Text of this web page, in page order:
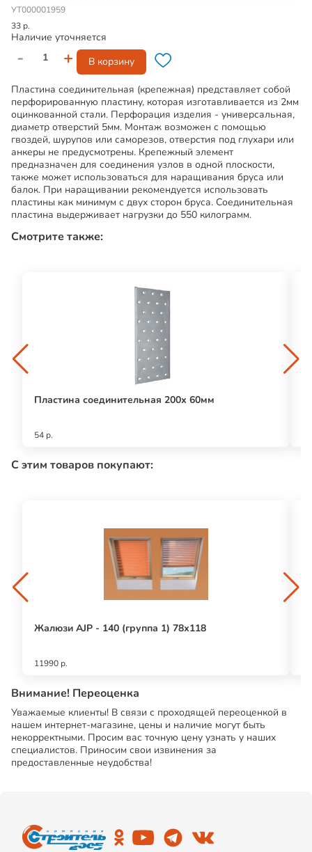
УТ000001959
33 р.
Наличие уточняется
- + В корзину
Пластина соединительная (крепежная) представляет собой
перфорированную пластину, которая изготавливается из 2мм
оцинкованной стали. Перфорация изделия - универсальная,
диаметр отверстий 5мм. Монтаж возможен с помощью
гвоздей, шурупов или саморезов, отверстия под глухари или
анкеры не предусмотрены. Крепежный элемент
предназначен для соединения узлов в одной плоскости,
также может использоваться для наращивания бруса или
балок. При наращивании рекомендуется использовать
пластины как минимум с двух сторон бруса. Соединительная
пластина выдерживает нагрузки до 550 килограмм.
Смотрите также:
Пластина соединительная 200х 60мм
54 р.
С этим товаров покупают:
Жалюзи AJP - 140 (группа 1) 78х118
11990 р.
Внимание! Переоценка
Уважаемые клиенты! В связи с проходящей переоценкой в
нашем интернет-магазине, цены и наличие могут быть
некорректными. Просим вас точную цену узнать у наших
специалистов. Приносим свои извинения за
предоставленные неудобства!